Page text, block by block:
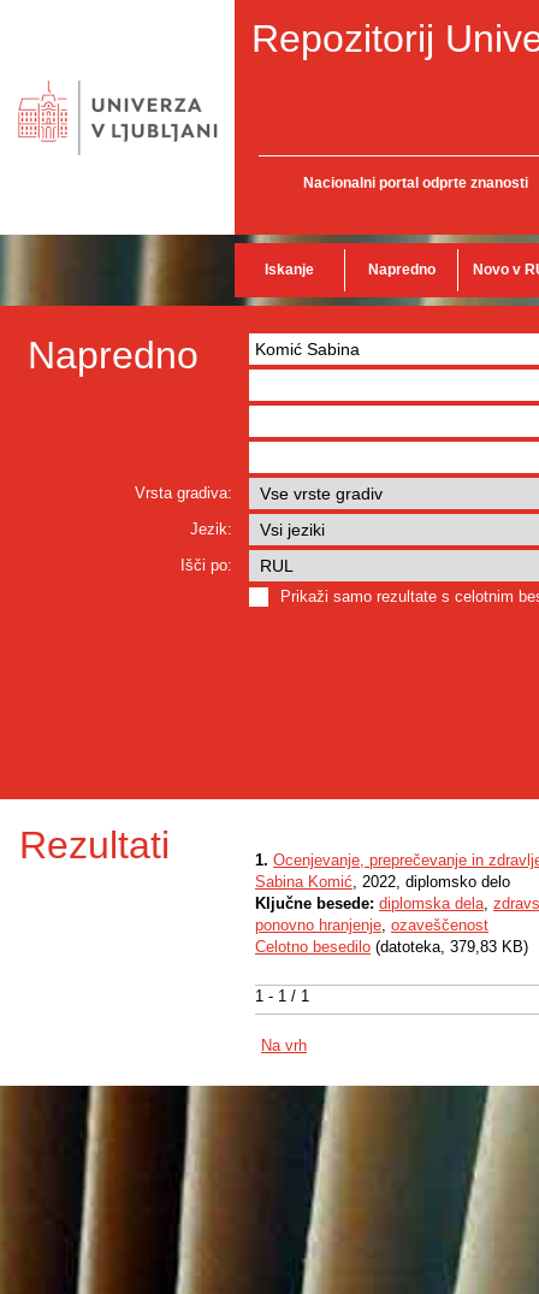
Repozitorij
Nacionalni portal odprte znanosti
Iskanje Napredno Novo v
Napredno
Vrsta gradiva:
Jezik:
Išči po:
Prikaži samo rezultate s celotnim
Rezultati
1 - 1 / 1
1. Ocenjevanje, preprečevanje in
Sabina Komić, 2022, diplomsko delo
Ključne besede: diplomska dela,
ponovno hranjenje, ozaveščenost
Celotno besedilo (datoteka, 379,83 KB)
Na vrh